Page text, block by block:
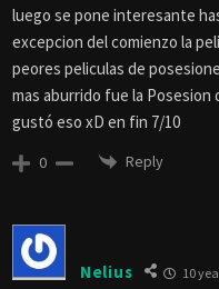
luego se pone interesante
excepcion del comienzo la
peores peliculas de
mas aburrido fue la Posesion
gustó eso xD en fin 7/10
0 Reply
Nelius 10